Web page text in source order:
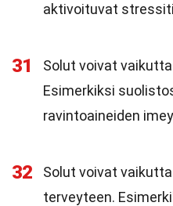
aktivoituvat
31
Solut voivat
Esimerkiksi
ravintoaineiden
32
Solut voivat
terveyteen.